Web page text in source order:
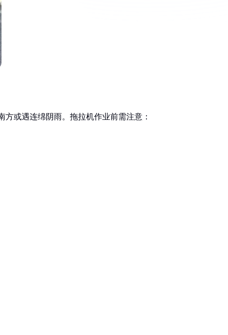
或遇连绵阴雨。拖拉机作业前需注意：